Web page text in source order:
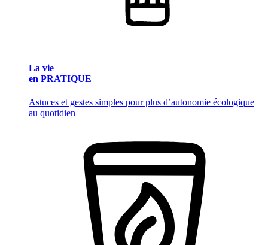
La vie
en PRATIQUE
Astuces et gestes simples pour plus d’autonomie écologique
au quotidien